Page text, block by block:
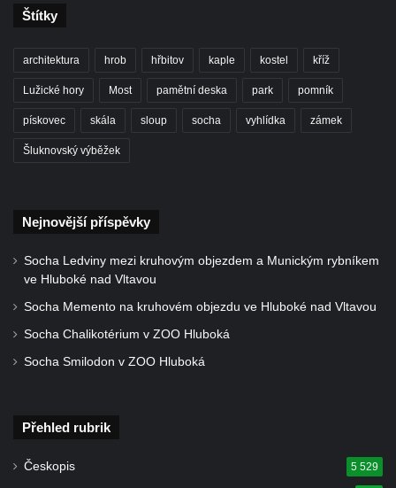
Socha Dívka s mušlí v ZOO Leipzig
Socha Tygr v ZOO Leipzig
Socha Atlet v ZOO Leipzig
Socha Marabu v ZOO Leipzig
Socha Iásón v ZOO Leipzig
Socha Mladý slon v ZOO Leipzig
Socha Býk v ZOO Dresden
Socha Uprchlý otrok bojuje s divokým psem
v ZOO Dresden
Socha krokodýla v ZOO Dresden
ZOO Dresden
Štítky
architektura hrob hřbitov kaple kostel kříž
Lužické hory Most pamětní deska park pomník
pískovec skála sloup socha vyhlídka zámek
Šluknovský výběžek
Nejnovější příspěvky
Socha Ledviny mezi kruhovým objezdem a Munickým rybníkem
ve Hluboké nad Vltavou
Socha Memento na kruhovém objezdu ve Hluboké nad Vltavou
Socha Chalikotérium v ZOO Hluboká
Socha Smilodon v ZOO Hluboká
Přehled rubrik
Českopis 5 529